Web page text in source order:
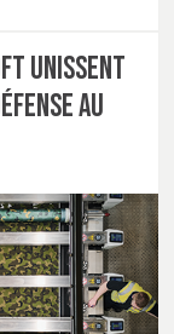
unissent
au